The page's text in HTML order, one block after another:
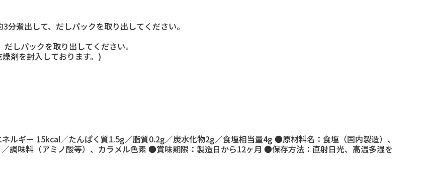
煮出して、だしパックを取り出してください。
しパックを取り出してください。
剤を封入しております。)
ギー 15kcal／たんぱく質1.5g／脂質0.2g／炭水化物2g／食塩相当量4g ●原材料名：食塩（国内製造）、
調味料（アミノ酸等）、カラメル色素 ●賞味期限：製造日から12ヶ月 ●保存方法：直射日光、高温多湿を